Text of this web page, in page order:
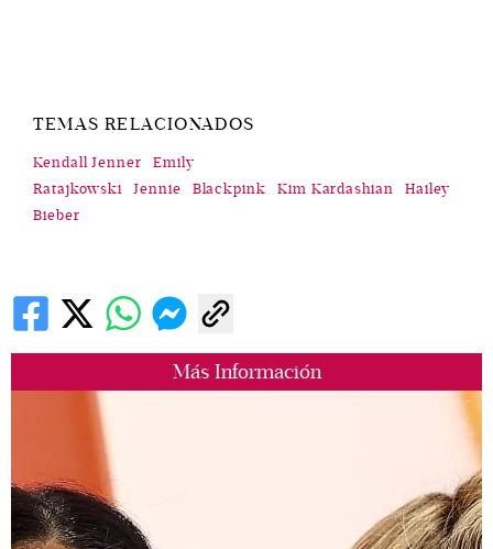
Más Información
TEMAS RELACIONADOS
Kendall Jenner
Emily
Ratajkowski
Jennie Blackpink Kim Kardashian
Hailey
Bieber